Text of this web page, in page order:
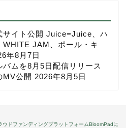
イト公開 Juice=Juice、ハ
WHITE JAM、ポール・キ
年8月7日
ムを8月5日配信リリース
MV公開 2026年8月5日
ドファンディングプラットフォームBloomPadに